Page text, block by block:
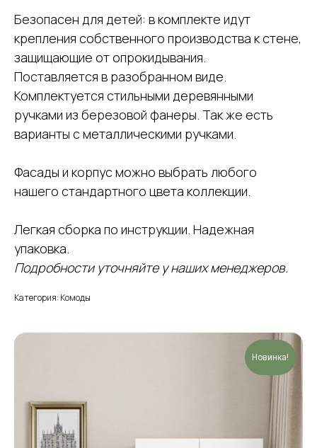
Безопасен для детей: в комплекте идут
крепления собственного производства к стене,
защищающие от опрокидывания.
Поставляется в разобранном виде.
Комплектуется стильными деревянными
ручками из березовой фанеры. Так же есть
варианты с металлическими ручками.
Фасады и корпус можно выбрать любого
нашего стандартного цвета коллекции.
Легкая сборка по инструкции. Надежная
упаковка.
Подробности уточняйте у наших менеджеров.
Категория: Комоды
Новинка!